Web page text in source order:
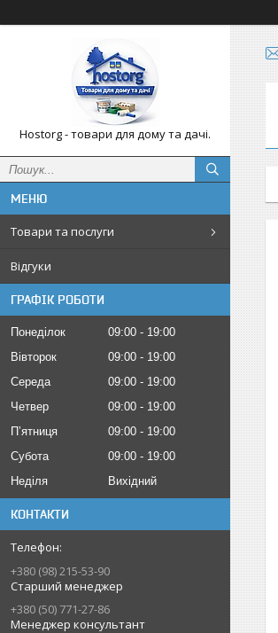
Hostorg - товари для дому та дачі.
Товари та послуги
Відгуки
ГРАФІК РОБОТИ
Понеділок 09:00
19:00
Вівторок
09:00
19:00
Середа
09:00
19:00
Четвер
09:00
19:00
Пʼятниця
09:00
19:00
Субота
09:00
19:00
Неділя
Вихідний
КОНТАКТИ
+380 (98) 215-53-90
Старший менеджер
+380 (50) 771-27-86
Менеджер консультант